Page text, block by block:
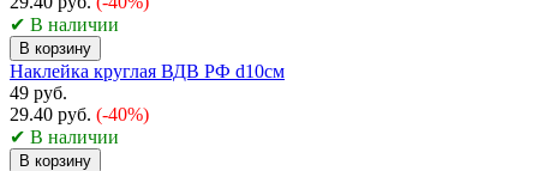
✔ В наличии
В корзину
Наклейка круглая ВДВ РФ d10см
49 руб.
29.40 руб. (-40%)
✔ В наличии
В корзину